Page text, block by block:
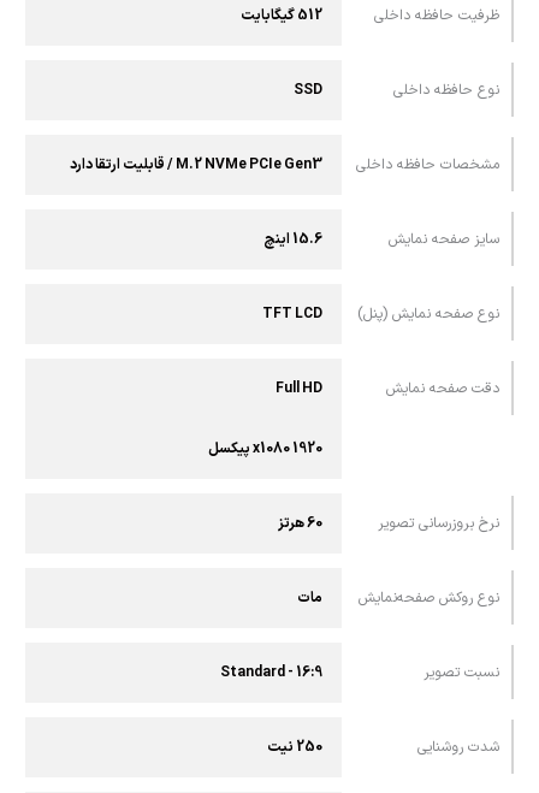
ظرفیت حافظه داخلی 512 گیگابایت
نوع حافظه داخلی SSD
مشخصات حافظه داخلی M.2 NVMe PCIe Gen3 / قابلیت ارتقا دارد
سایز صفحه نمایش 15.6 اینچ
نوع صفحه نمایش (پنل) TFT LCD
دقت صفحه نمایش Full HD
1920 x1080 پیکسل
نرخ بروزرسانی تصویر 60 هرتز
نوع روکش صفحه‌نمایش مات
نسبت تصویر 16:9 - Standard
شدت روشنایی 250 نیت